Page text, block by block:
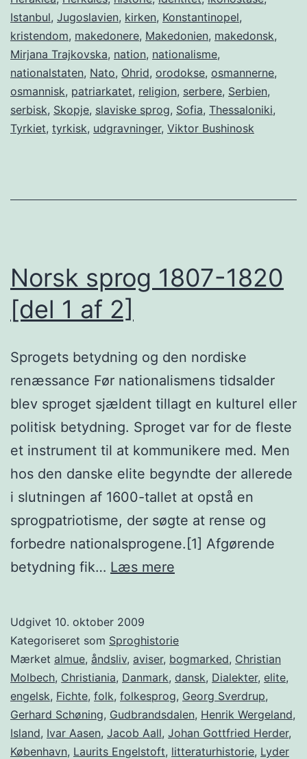
Istanbul, Jugoslavien, kirken, Konstantinopel,
kristendom, makedonere, Makedonien, makedonsk,
Mirjana Trajkovska, nation, nationalisme,
nationalstaten, Nato, Ohrid, orodokse, osmannerne,
osmannisk, patriarkatet, religion, serbere, Serbien,
serbisk, Skopje, slaviske sprog, Sofia, Thessaloniki,
Tyrkiet, tyrkisk, udgravninger, Viktor Bushinosk
Norsk sprog 1807-1820
[del 1 af 2]
Sprogets betydning og den nordiske
renæssance Før nationalismens tidsalder
blev sproget sjældent tillagt en kulturel eller
politisk betydning. Sproget var for de fleste
et instrument til at kommunikere med. Men
hos den danske elite begyndte der allerede
i slutningen af 1600-tallet at opstå en
sprogpatriotisme, der søgte at rense og
forbedre nationalsprogene.[1] Afgørende
betydning fik… Læs mere
1820
[del
1
af
2]
Udgivet 10. oktober 2009
Kategoriseret som Sproghistorie
Mærket almue, åndsliv, aviser, bogmarked, Christian
Molbech, Christiania, Danmark, dansk, Dialekter, elite,
engelsk, Fichte, folk, folkesprog, Georg Sverdrup,
Gerhard Schøning, Gudbrandsdalen, Henrik Wergeland,
Island, Ivar Aasen, Jacob Aall, Johan Gottfried Herder,
København, Laurits Engelstoft, litteraturhistorie, Lyder